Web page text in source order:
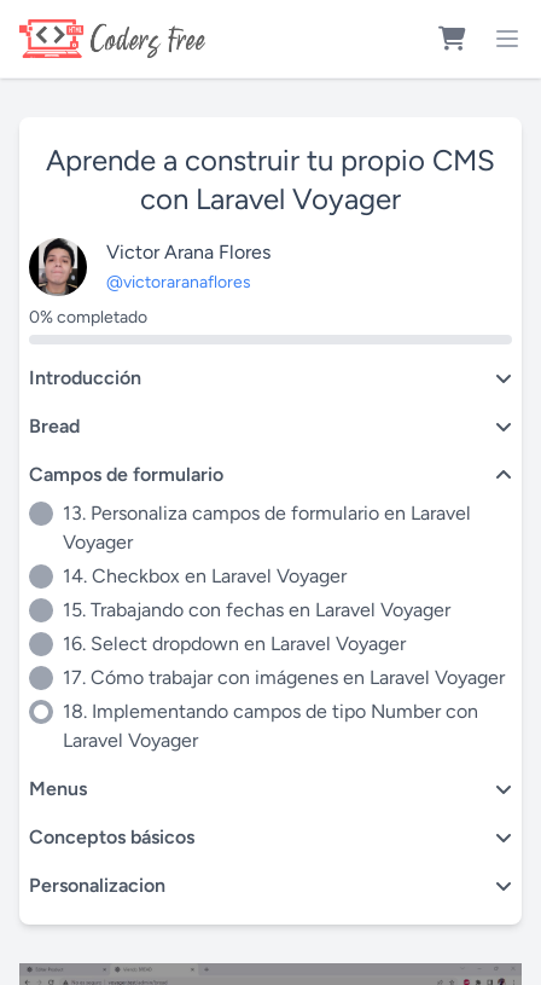
Aprende a construir tu propio CMS
con Laravel Voyager
Victor Arana Flores
@victoraranaflores
0% completado
Introducción
Bread
Campos de formulario
13. Personaliza campos de formulario en Laravel
Voyager
14. Checkbox en Laravel Voyager
15. Trabajando con fechas en Laravel Voyager
16. Select dropdown en Laravel Voyager
17. Cómo trabajar con imágenes en Laravel Voyager
18. Implementando campos de tipo Number con
Laravel Voyager
Menus
Conceptos básicos
Personalizacion